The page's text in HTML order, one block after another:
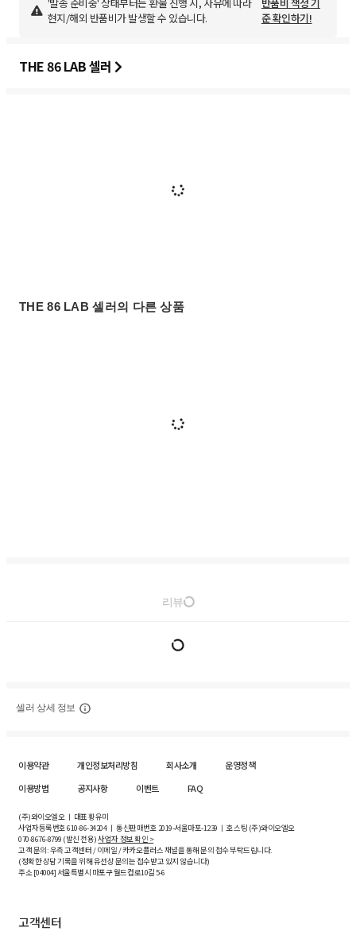
현지/해외 반품비가 발생할 수 있습니다.
준 확인하기!
THE 86 LAB 셀러
THE 86 LAB 셀러의 다른 상품
리뷰
셀러 상세 정보
이용약관 개인정보처리방침 회사소개
운영정책
이용방법
공지사항 이벤트 FAQ
(주)와이오엘오 ㅣ 대표 황유미
사업자등록번호610-86-34204ㅣ 통신판매번호 2019-서울마포-1239 ㅣ 호스팅 (주)와이오엘오
070-8676-8799 (발신 전용)사업자 정보 확인 >
고객 문의: 우측 고객센터 / 이메일 / 카카오플러스 채널을 통해 문의 접수 부탁드립니다.
(정확한 상담 기록을 위해 유선상 문의는 접수받고 있지 않습니다)
주소 [04004] 서울특별시 마포구 월드컵로10길5-6
고객센터